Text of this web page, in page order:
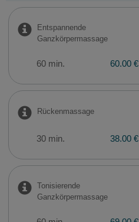
Entspannende
Ganzkörpermassage
60 min. 60.00 €
Rückenmassage
30 min. 38.00 €
Tonisierende
Ganzkörpermassage